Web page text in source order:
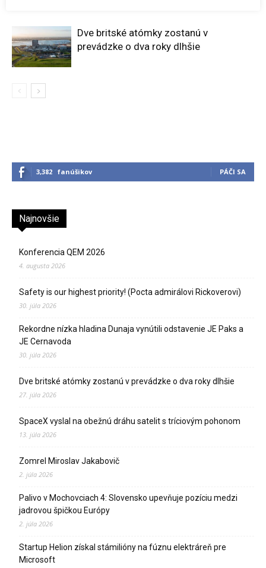
Dve britské atómky zostanú v
prevádzke o dva roky dlhšie
3,382 fanúšikov PÁČI SA
Najnovšie
Konferencia QEM 2026
4. augusta 2026
Safety is our highest priority! (Pocta admirálovi Rickoverovi)
30. júla 2026
Rekordne nízka hladina Dunaja vynútili odstavenie JE Paks a
JE Cernavoda
30. júla 2026
Dve britské atómky zostanú v prevádzke o dva roky dlhšie
27. júla 2026
SpaceX vyslal na obežnú dráhu satelit s tríciovým pohonom
13. júla 2026
Zomrel Miroslav Jakabovič
2. júla 2026
Palivo v Mochovciach 4: Slovensko upevňuje pozíciu medzi
jadrovou špičkou Európy
2. júla 2026
Startup Helion získal stámilióny na fúznu elektráreň pre
Microsoft